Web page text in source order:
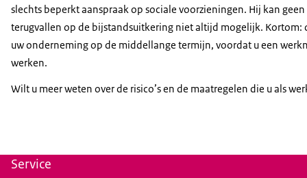
slechts beperkt aanspraak op sociale voorzieningen. Hij kan
terugvallen op de bijstandsuitkering niet altijd mogelijk. Kortom:
uw onderneming op de middellange termijn, voordat u een
werken.
Wilt u meer weten over de risico’s en de maatregelen die u als
Service